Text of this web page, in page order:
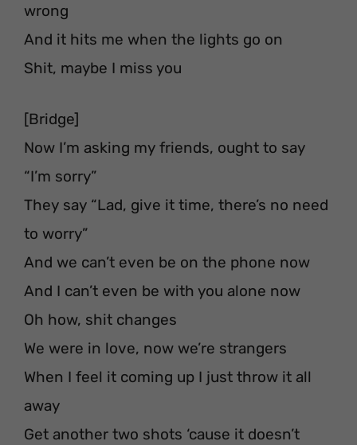
wrong
And it hits me when the lights go on
Shit, maybe I miss you
[Bridge]
Now I’m asking my friends, ought to say
“I’m sorry”
They say “Lad, give it time, there’s no need
to worry”
And we can’t even be on the phone now
And I can’t even be with you alone now
Oh how, shit changes
We were in love, now we’re strangers
When I feel it coming up I just throw it all
away
Get another two shots ‘cause it doesn’t